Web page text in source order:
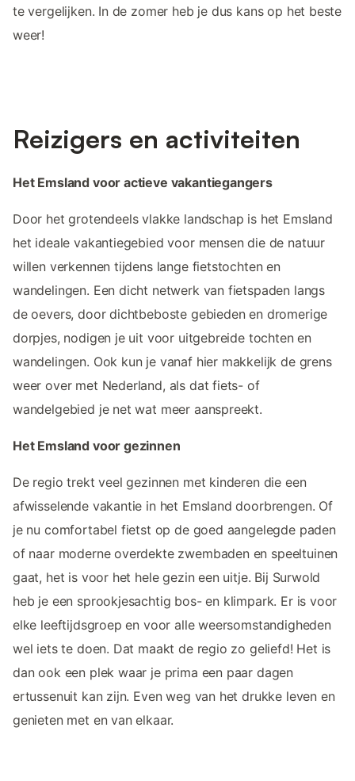
te vergelijken. In de zomer heb je dus kans op het beste
weer!
Reizigers en activiteiten
Het Emsland voor actieve vakantiegangers
Door het grotendeels vlakke landschap is het Emsland
het ideale vakantiegebied voor mensen die de natuur
willen verkennen tijdens lange fietstochten en
wandelingen. Een dicht netwerk van fietspaden langs
de oevers, door dichtbeboste gebieden en dromerige
dorpjes, nodigen je uit voor uitgebreide tochten en
wandelingen. Ook kun je vanaf hier makkelijk de grens
weer over met Nederland, als dat fiets- of
wandelgebied je net wat meer aanspreekt.
Het Emsland voor gezinnen
De regio trekt veel gezinnen met kinderen die een
afwisselende vakantie in het Emsland doorbrengen. Of
je nu comfortabel fietst op de goed aangelegde paden
of naar moderne overdekte zwembaden en speeltuinen
gaat, het is voor het hele gezin een uitje. Bij Surwold
heb je een sprookjesachtig bos- en klimpark. Er is voor
elke leeftijdsgroep en voor alle weersomstandigheden
wel iets te doen. Dat maakt de regio zo geliefd! Het is
dan ook een plek waar je prima een paar dagen
ertussenuit kan zijn. Even weg van het drukke leven en
genieten met en van elkaar.